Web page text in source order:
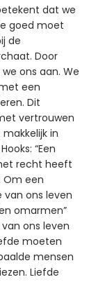
dat we
goed moet
de
Door
ons aan. We
een
Dit
vertrouwen
in
“Een
recht heeft
Om een
van ons leven
omarmen”
ons leven
moeten
mensen
Liefde